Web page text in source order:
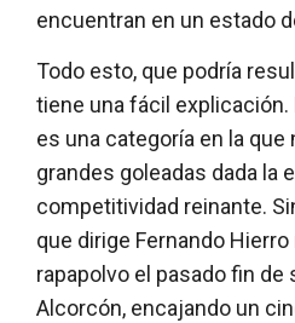
encuentran en un estado
Todo esto, que podría
tiene una fácil explicación.
es una categoría en la
grandes goleadas dada la
competitividad reinante.
que dirige Fernando
rapapolvo el pasado fin de
Alcorcón, encajando un